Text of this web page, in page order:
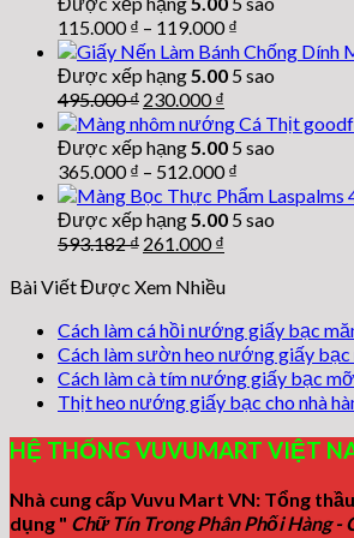
115.000₫ – 119.000₫
Được xếp hạng5.00 5 sao
495.000₫ Giá
gốc
là:
495.000 ₫.
230.000₫
hiện
tại
là:
230.000 ₫.
Được xếp hạng5.00 5 sao
365.000₫ – 512.000₫
Được xếp hạng5.00 5 sao
593.182₫ Giá
là:
261.000₫
tại
261.000 ₫.
Bài Viết Được Xem Nhiều
Cách làm cá hồi nướng giấy bạc
Cách làm sườn heo nướng giấy
Cách làm cà tím nướng giấy bạc
Thịt heo nướng giấy bạc cho nhà
HỆ THỐNG VUVUMART VIỆT
Nhà cung cấp Vuvu Mart VN: Tổng
dụng " Chữ Tín Trong Phân Phối Hàng